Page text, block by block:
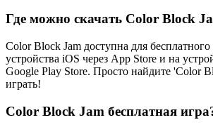
Где можно скачать Color Block
Color Block Jam доступна для бесплатного
устройства iOS через App Store и на
Google Play Store. Просто найдите 'Color
играть!
Color Block Jam бесплатная